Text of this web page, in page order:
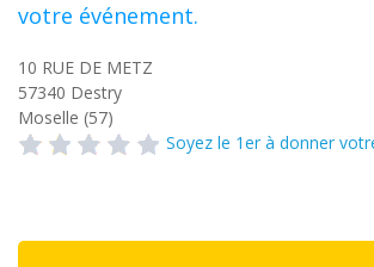
votre événement.
10 RUE DE METZ
57340 Destry
Moselle (57)
Soyez le 1er à donner